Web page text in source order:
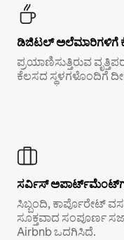
ಡಿಜಿಟಲ್ ಅಲೆಮಾರಿಗಳಿಗೆ
ಪ್ರಯಾಣಿಸುತ್ತಿರುವ
ಕೆಲಸದ ಸ್ಥಳಗಳೊಂದಿಗೆ
ಸರ್ವಿಸ್
ಸಿಬ್ಬಂದಿ, ಕಾರ್ಪೊರೇಟ್
ಸೂಕ್ತವಾದ ಸಂಪೂರ್ಣ
Airbnb ಒದಗಿಸಿದೆ.